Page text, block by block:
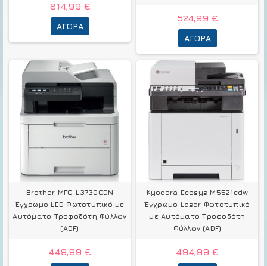
814,99 €
ΑΓΟΡΆ
524,99 €
ΑΓΟΡΆ
Brother MFC-L3730CDN
Έγχρωμο LED Φωτοτυπικό με
Αυτόματο Τροφοδότη Φύλλων
(ADF)
449,99 €
Kyocera Ecosys M5521cdw
Έγχρωμο Laser Φωτοτυπικό
με Αυτόματο Τροφοδότη
Φύλλων (ADF)
494,99 €